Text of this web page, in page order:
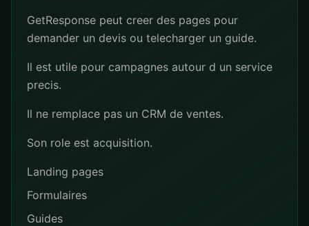
GetResponse peut creer des pages pour
demander un devis ou telecharger un guide.
Il est utile pour campagnes autour d un service
precis.
Il ne remplace pas un CRM de ventes.
Son role est acquisition.
Landing pages
Formulaires
Guides